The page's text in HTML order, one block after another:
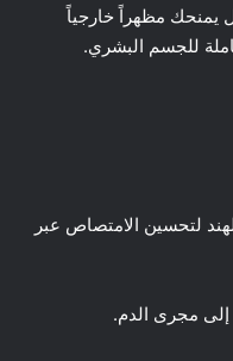
يمنحك مظهراً خارجياً
للجسم البشري.
بنسبة 1:1 مع زيت الزيتون أو جوز الهند لتحسين الامتصاص عبر
مجرى الدم.